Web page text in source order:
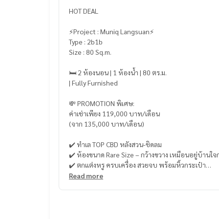
HOT DEAL
⚡️Project : Muniq Langsuan⚡️
Type : 2b1b
Size : 80 Sq.m.
🛏 2 ห้องนอน | 1 ห้องน้ำ | 80 ตร.ม.
| Fully Furnished
💸 PROMOTION พิเศษ:
ค่าเช่าเพียง 119,000 บาท/เดือน
(จาก 135,000 บาท/เดือน)
✔️ ทำเล TOP CBD หลังสวน-ชิดลม
✔️ ห้องขนาด Rare Size – กว้างขวาง เหมือนอยู่บ้านใจ
✔️ ตกแต่งหรู ครบเครื่อง สวยจบ พร้อมหิ้วกระเป๋า
✔️ 𝗦𝘂𝗽𝗲𝗿 𝗣𝗿𝗶𝘃𝗮𝘁𝗲 𝗣𝗿𝗼𝗷𝗲𝗰𝘁 (เพียง 166 ยูนิต)
Read more